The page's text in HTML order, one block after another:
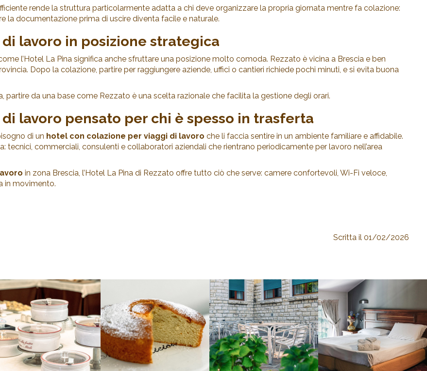
rende la struttura particolarmente adatta a chi deve organizzare la propria giornata mentre fa colazione:
la documentazione prima di uscire diventa facile e naturale.
lavoro in posizione strategica
l’Hotel La Pina significa anche sfruttare una posizione molto comoda. Rezzato è vicina a Brescia e ben
Dopo la colazione, partire per raggiungere aziende, uffici o cantieri richiede pochi minuti, e si evita buona
partire da una base come Rezzato è una scelta razionale che facilita la gestione degli orari.
lavoro pensato per chi è spesso in trasferta
di un hotel con colazione per viaggi di lavoro che li faccia sentire in un ambiente familiare e affidabile.
tecnici, commerciali, consulenti e collaboratori aziendali che rientrano periodicamente per lavoro nell’area
in zona Brescia, l’Hotel La Pina di Rezzato offre tutto ciò che serve: camere confortevoli, Wi-Fi veloce,
in movimento.
Scritta il 01/02/2026